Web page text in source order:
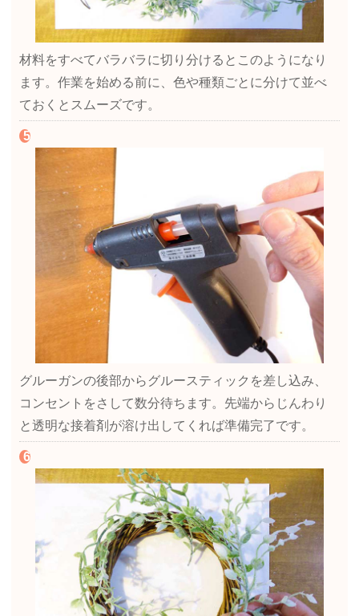
材料をすべてバラバラに切り分けるとこのようになり
ます。作業を始める前に、色や種類ごとに分けて並べ
ておくとスムーズです。
グルーガンの後部からグルースティックを差し込み、
コンセントをさして数分待ちます。先端からじんわり
と透明な接着剤が溶け出してくれば準備完了です。